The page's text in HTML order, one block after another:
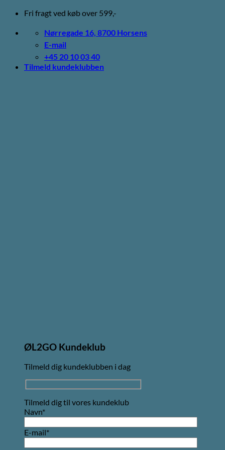
Fortsæt
indhold
Fri fragt ved køb over 599,-
Nørregade 16, 8700 Horsens
E-mail
+45 20 10 03 40
Tilmeld kundeklubben
ØL2GO Kundeklub
Tilmeld dig kundeklubben i dag
Tilmeld dig til vores kundeklub
Navn*
E-mail*